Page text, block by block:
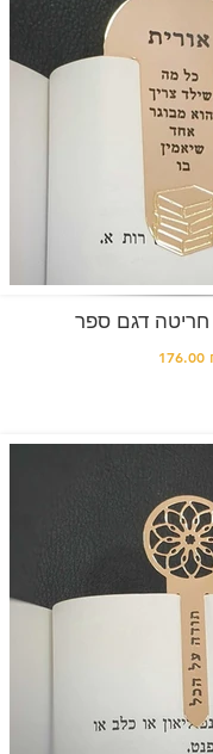
חריטה דגם ספר
176.00